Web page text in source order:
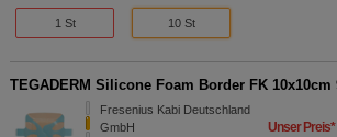
1 St 10 St
TEGADERM Silicone Foam Border FK 10x10cm
Fresenius Kabi Deutschland
GmbH
Unser Preis*